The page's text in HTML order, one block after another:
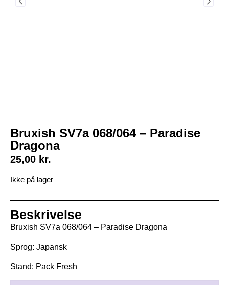
Bruxish SV7a 068/064 – Paradise
Dragona
25,00 kr.
Ikke på lager
Beskrivelse
Bruxish SV7a 068/064 – Paradise Dragona
Sprog: Japansk
Stand: Pack Fresh